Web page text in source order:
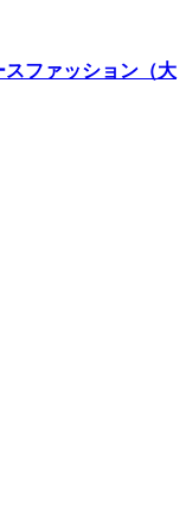
ファッション（大